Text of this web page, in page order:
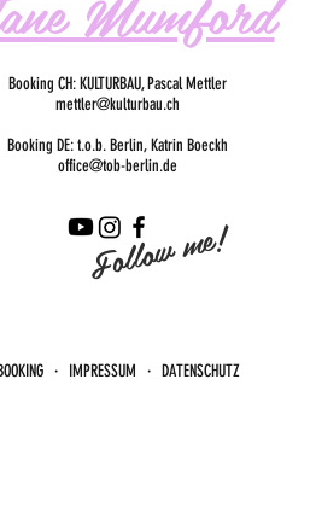
Booking CH: KULTURBAU, Pascal Mettler
mettler@kulturbau.ch
Booking DE: t.o.b. Berlin, Katrin Boeckh
office@tob-berlin.de
Follow me!
· IMPRESSUM · DATENSCHUTZ